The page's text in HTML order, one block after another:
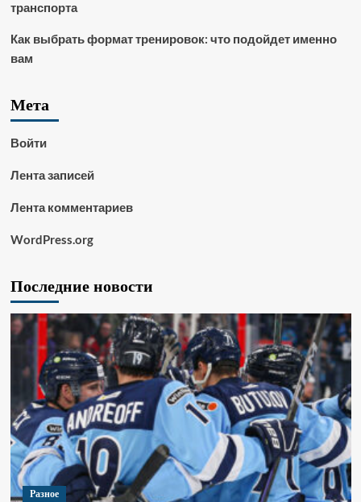
транспорта
Как выбрать формат тренировок: что подойдет именно
вам
Мета
Войти
Лента записей
Лента комментариев
WordPress.org
Последние новости
Разное